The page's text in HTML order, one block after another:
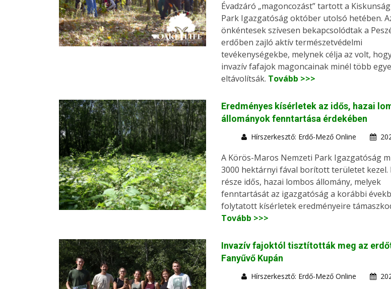
Évadzáró „magoncozást” tartott a
Park Igazgatóság október utolsó hetében.
önkéntesek szívesen bekapcsolódtak a
erdőben zajló aktív természetvédelmi
tevékenységekbe, melynek célja az volt,
invazív fafajok magoncainak minél több
eltávolítsák. Tovább >>>
Eredményes kísérletek az idős, hazai
állományok fenntartása érdekében
Hírszerkesztő: Erdő-Mező Online
A Körös-Maros Nemzeti Park Igazgatóság
3000 hektárnyi fával borított területet kezel.
része idős, hazai lombos állomány, melyek
fenntartását az igazgatóság a korábbi
folytatott kísérletek eredményeire
Tovább >>>
Invazív fajoktól tisztították meg az
Fanyűvő Kupán
Hírszerkesztő: Erdő-Mező Online